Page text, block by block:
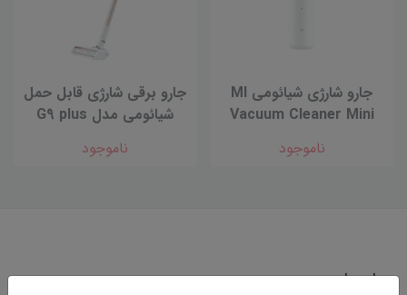
جارو شارژی شیائومی MI
Vacuum Cleaner Mini
ناموجود
جارو برقی شارژی قابل حمل
شیائومی مدل G9 plus
ناموجود
درباره ما